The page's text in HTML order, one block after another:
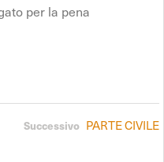
per la pena
Successivo PARTE CIVILE